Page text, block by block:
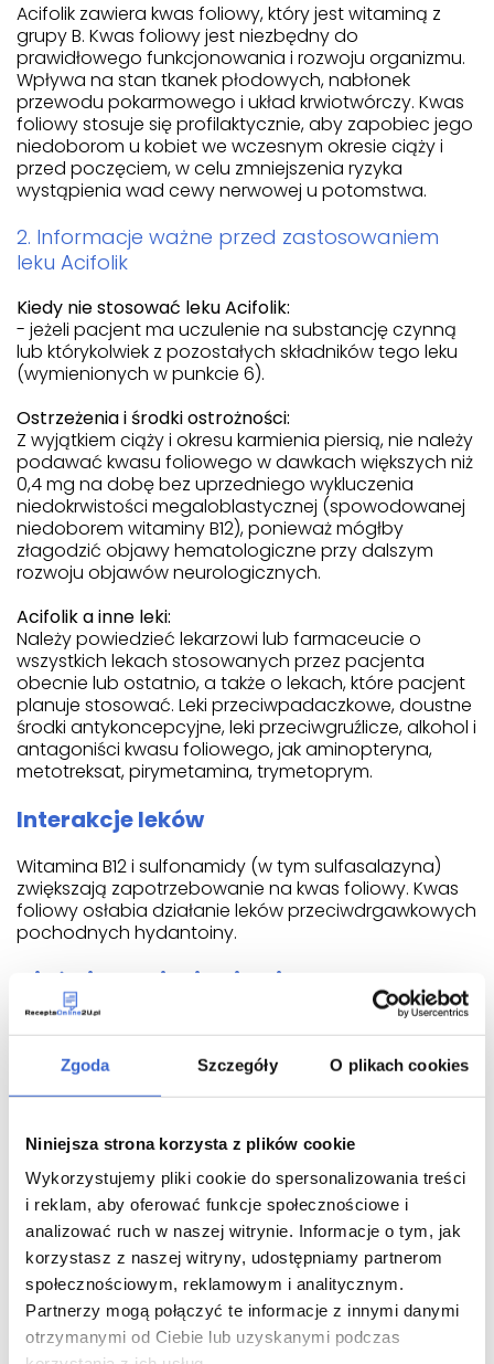
Zgoda Szczegóły O plikach cookies
Niniejsza strona korzysta z plików cookie
Wykorzystujemy pliki cookie do spersonalizowania treści
i reklam, aby oferować funkcje społecznościowe i
analizować ruch w naszej witrynie. Informacje o tym, jak
korzystasz z naszej witryny, udostępniamy partnerom
społecznościowym, reklamowym i analitycznym.
Partnerzy mogą połączyć te informacje z innymi danymi
otrzymanymi od Ciebie lub uzyskanymi podczas
Acifolik zawiera kwas foliowy, który jest witaminą z
grupy B. Kwas foliowy jest niezbędny do
prawidłowego funkcjonowania i rozwoju organizmu.
Wpływa na stan tkanek płodowych, nabłonek
przewodu pokarmowego i układ krwiotwórczy. Kwas
foliowy stosuje się profilaktycznie, aby zapobiec jego
niedoborom u kobiet we wczesnym okresie ciąży i
przed poczęciem, w celu zmniejszenia ryzyka
wystąpienia wad cewy nerwowej u potomstwa.
2. Informacje ważne przed zastosowaniem
leku Acifolik
Kiedy nie stosować leku Acifolik:
- jeżeli pacjent ma uczulenie na substancję czynną
lub którykolwiek z pozostałych składników tego leku
(wymienionych w punkcie 6).
Ostrzeżenia i środki ostrożności:
Z wyjątkiem ciąży i okresu karmienia piersią, nie należy
podawać kwasu foliowego w dawkach większych niż
0,4 mg na dobę bez uprzedniego wykluczenia
niedokrwistości megaloblastycznej (spowodowanej
niedoborem witaminy B12), ponieważ mógłby
złagodzić objawy hematologiczne przy dalszym
rozwoju objawów neurologicznych.
Acifolik a inne leki:
Należy powiedzieć lekarzowi lub farmaceucie o
wszystkich lekach stosowanych przez pacjenta
obecnie lub ostatnio, a także o lekach, które pacjent
planuje stosować. Leki przeciwpadaczkowe, doustne
środki antykoncepcyjne, leki przeciwgruźlicze, alkohol i
antagoniści kwasu foliowego, jak aminopteryna,
metotreksat, pirymetamina, trymetoprym.
Interakcje leków
Witamina B12 i sulfonamidy (w tym sulfasalazyna)
zwiększają zapotrzebowanie na kwas foliowy. Kwas
foliowy osłabia działanie leków przeciwdrgawkowych
pochodnych hydantoiny.
Ciąża i karmienie piersią
mieć dziecko, powinna poradzić się lekarza lub
farmaceuty przed zastosowaniem tego leku. Lek
piersią.
Zobacz również inne leki z tej kategorii:
Dianeal PD4 (glukoza 3,86%). Zestaw do dializy
otrzewnowej roztwór do dializy otrzewnowej (-) -
4 op. 5000 ml
balance 1,5% z 1,5% glukozą i wapniem 1,75 mmol/l
roztwór do dializy otrzewnowej (1,5% glukozy + 1,75
mmol/l wapnia) - 2 worki dwukomorowe 6000 ml